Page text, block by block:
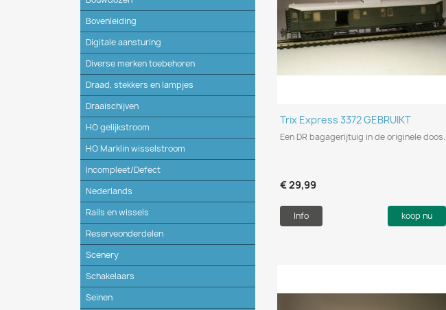
Bovenleiding
Digitale aansturing
Diverse merken toebehoren
Draad, stekkers en lampjes
Draaischijven
HO gelijkstroom
HO Marklin wisselstroom
Incompleet/Defect
Nederlands
Rails en wissels
Reserveonderdelen
Scenery
Schakelaars
Seinen
Snel bekijken
Trix Express 3372 GEBRUIKT
Een DR bagagerijtuig in de originele doos.
€ 29,99
Info koop nu